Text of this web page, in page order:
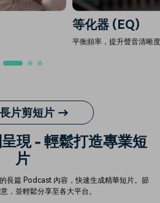
等化器 (EQ)
平衡頻率，提升聲音清晰度
片剪短片 →
現 - 輕鬆打造專業短
片
長篇 Podcast 內容，快速生成精華短片。節
，並輕鬆分享至各大平台。